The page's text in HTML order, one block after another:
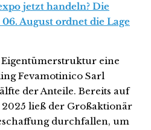
jetzt handeln? Die
August ordnet die Lage
eine
Fevamotinico Sarl
der Anteile. Bereits auf
ließ der Großaktionär
durchfallen, um